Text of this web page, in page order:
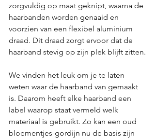
zorgvuldig op maat geknipt, waarna de
haarbanden worden genaaid en
voorzien van een flexibel aluminium
draad. Dit draad zorgt ervoor dat de
haarband stevig op zijn plek blijft zitten.
We vinden het leuk om je te laten
weten waar de haarband van gemaakt
is. Daarom heeft elke haarband een
label waarop staat vermeld welk
materiaal is gebruikt. Zo kan een oud
bloementjes-gordijn nu de basis zijn